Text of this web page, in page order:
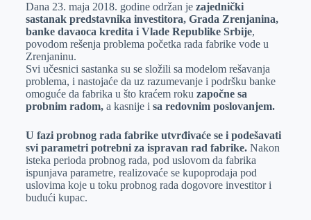
e
r
I
n
s
A
p
p
a
i
l
Dana 23. maja 2018. godine održan je zajednički
sastanak predstavnika investitora, Grada Zrenjanina,
banke davaoca kredita i Vlade Republike Srbije,
povodom rešenja problema početka rada fabrike vode u
Zrenjaninu.
Svi učesnici sastanka su se složili sa modelom rešavanja
problema, i nastojaće da uz razumevanje i podršku banke
omoguće da fabrika u što kraćem roku započne sa
probnim radom,a kasnije i sa redovnim poslovanjem.
U fazi probnog rada fabrike utvrđivaće se i podešavati
svi parametri potrebni za ispravan rad fabrike.Nakon
isteka perioda probnog rada, pod uslovom da fabrika
ispunjava parametre, realizovaće se kupoprodaja pod
uslovima koje u toku probnog rada dogovore investitor i
budući kupac.